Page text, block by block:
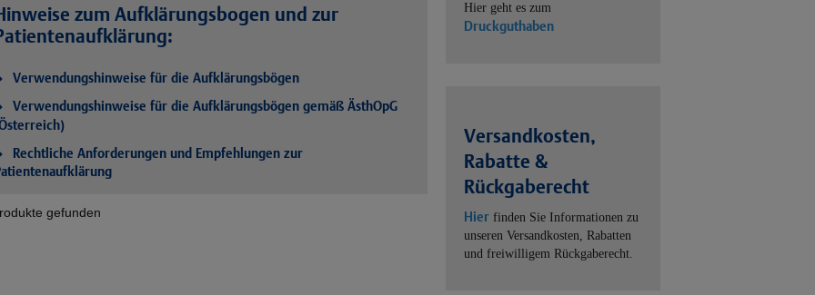
zum Aufklärungsbogen und zur
Verwendungshinweise für die Aufklärungsbögen
Verwendungshinweise für die Aufklärungsbögen gemäß ÄsthOpG
Rechtliche Anforderungen und Empfehlungen zur
gefunden
Hier geht es zum
Druckguthaben
Versandkosten,
Rabatte &
Rückgaberecht
Hier finden Sie Informationen zu
unseren Versandkosten, Rabatten
und freiwilligem Rückgaberecht.